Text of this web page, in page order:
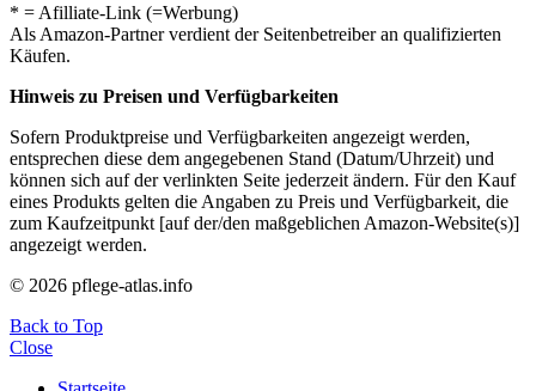
* = Afilliate-Link (=Werbung)
Als Amazon-Partner verdient der Seitenbetreiber an qualifizierten
Käufen.
Hinweis zu Preisen und Verfügbarkeiten
Sofern Produktpreise und Verfügbarkeiten angezeigt werden,
entsprechen diese dem angegebenen Stand (Datum/Uhrzeit) und
können sich auf der verlinkten Seite jederzeit ändern. Für den Kauf
eines Produkts gelten die Angaben zu Preis und Verfügbarkeit, die
zum Kaufzeitpunkt [auf der/den maßgeblichen Amazon-Website(s)]
angezeigt werden.
© 2026 pflege-atlas.info
Back to Top
Close